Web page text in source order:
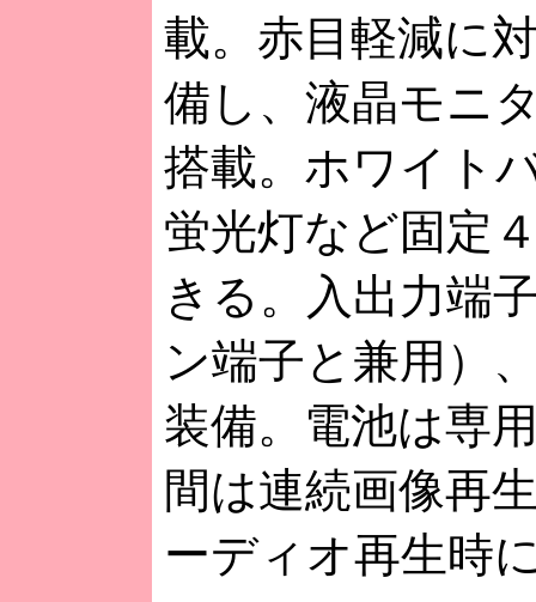
載。赤目軽減に
備し、液晶モニ
搭載。ホワイト
蛍光灯など固定
きる。入出力端
ン端子と兼用）
装備。電池は専
間は連続画像再
ーディオ再生時